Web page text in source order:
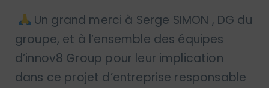
Un grand merci à Serge SIMON , DG du
groupe, et à l’ensemble des équipes
d’innov8 Group pour leur implication
dans ce projet d’entreprise responsable